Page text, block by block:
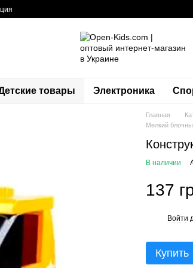
товары Электроника
Главная
Мелкий
В наличии
137
Войти
Купить